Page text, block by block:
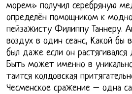
морем» получил серебряную
определён помощником к
пейзажисту Филиппу Таннеру.
воздух в один сеанс, Какой бы
был даже если он растягивался
Быть может именно в
таится колдовская
Чесменское сражение – одна